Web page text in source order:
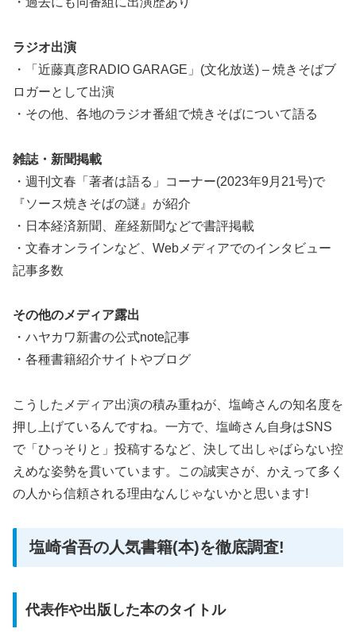
ラジオ出演
・「近藤真彦RADIO GARAGE」(文化放送) – 焼きそばブ
ロガーとして出演
・その他、各地のラジオ番組で焼きそばについて語る
雑誌・新聞掲載
・週刊文春「著者は語る」コーナー(2023年9月21号)で
『ソース焼きそばの謎』が紹介
・日本経済新聞、産経新聞などで書評掲載
・文春オンラインなど、Webメディアでのインタビュー
記事多数
その他のメディア露出
・ハヤカワ新書の公式note記事
・各種書籍紹介サイトやブログ
こうしたメディア出演の積み重ねが、塩崎さんの知名度を
押し上げているんですね。一方で、塩崎さん自身はSNS
で「ひっそりと」投稿するなど、決して出しゃばらない控
えめな姿勢を貫いています。この誠実さが、かえって多く
の人から信頼される理由なんじゃないかと思います!
塩崎省吾の人気書籍(本)を徹底調査!
代表作や出版した本のタイトル